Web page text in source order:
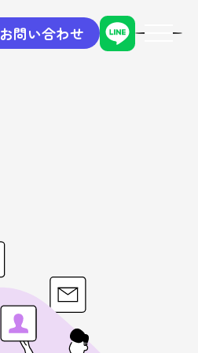
お問い合わせ
toggle